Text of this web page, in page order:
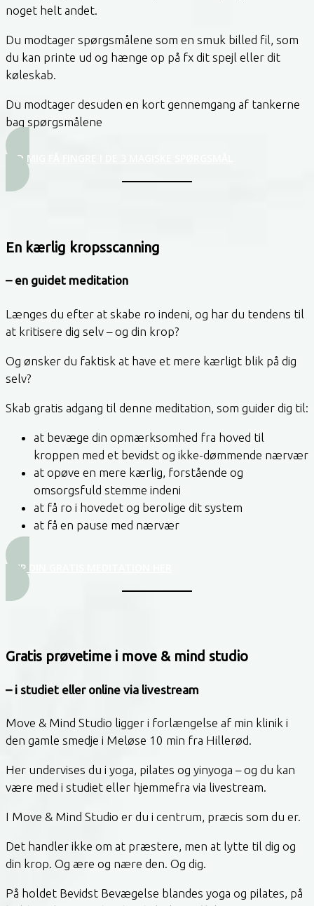
noget helt andet.
Du modtager spørgsmålene som en smuk billed fil, som
du kan printe ud og hænge op på fx dit spejl eller dit
køleskab.
Du modtager desuden en kort gennemgang af tankerne
bag spørgsmålene
LAD MIG FÅ FINGRE I DE 3 MAGISKE SPØRGSMÅL
En kærlig kropsscanning
– en guidet meditation
Længes du efter at skabe ro indeni, og har du tendens til
at kritisere dig selv – og din krop?
Og ønsker du faktisk at have et mere kærligt blik på dig
selv?
Skab gratis adgang til denne meditation, som guider dig til:
at bevæge din opmærksomhed fra hoved til
kroppen med et bevidst og ikke-dømmende nærvær
at opøve en mere kærlig, forstående og
omsorgsfuld stemme indeni
at få ro i hovedet og berolige dit system
at få en pause med nærvær
NUP DIN GRATIS MEDITATION HER
Gratis prøvetime i move & mind studio
– i studiet eller online via livestream
Move & Mind Studio ligger i forlængelse af min klinik i
den gamle smedje i Meløse 10 min fra Hillerød.
Her undervises du i yoga, pilates og yinyoga – og du kan
være med i studiet eller hjemmefra via livestream.
I Move & Mind Studio er du i centrum, præcis som du er.
Det handler ikke om at præstere, men at lytte til dig og
din krop. Og ære og nære den. Og dig.
På holdet Bevidst Bevægelse blandes yoga og pilates, på